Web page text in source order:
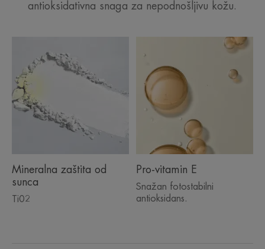
antioksidativna snaga za nepodnošljivu kožu.
Mineralna zaštita od
sunca
Ti02
Pro-vitamin E
Snažan fotostabilni
antioksidans.